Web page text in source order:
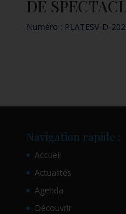
DE
Numéro : PLATESV-D-
Navigation rapide :
Accueil
Actualités
Agenda
Découvrir